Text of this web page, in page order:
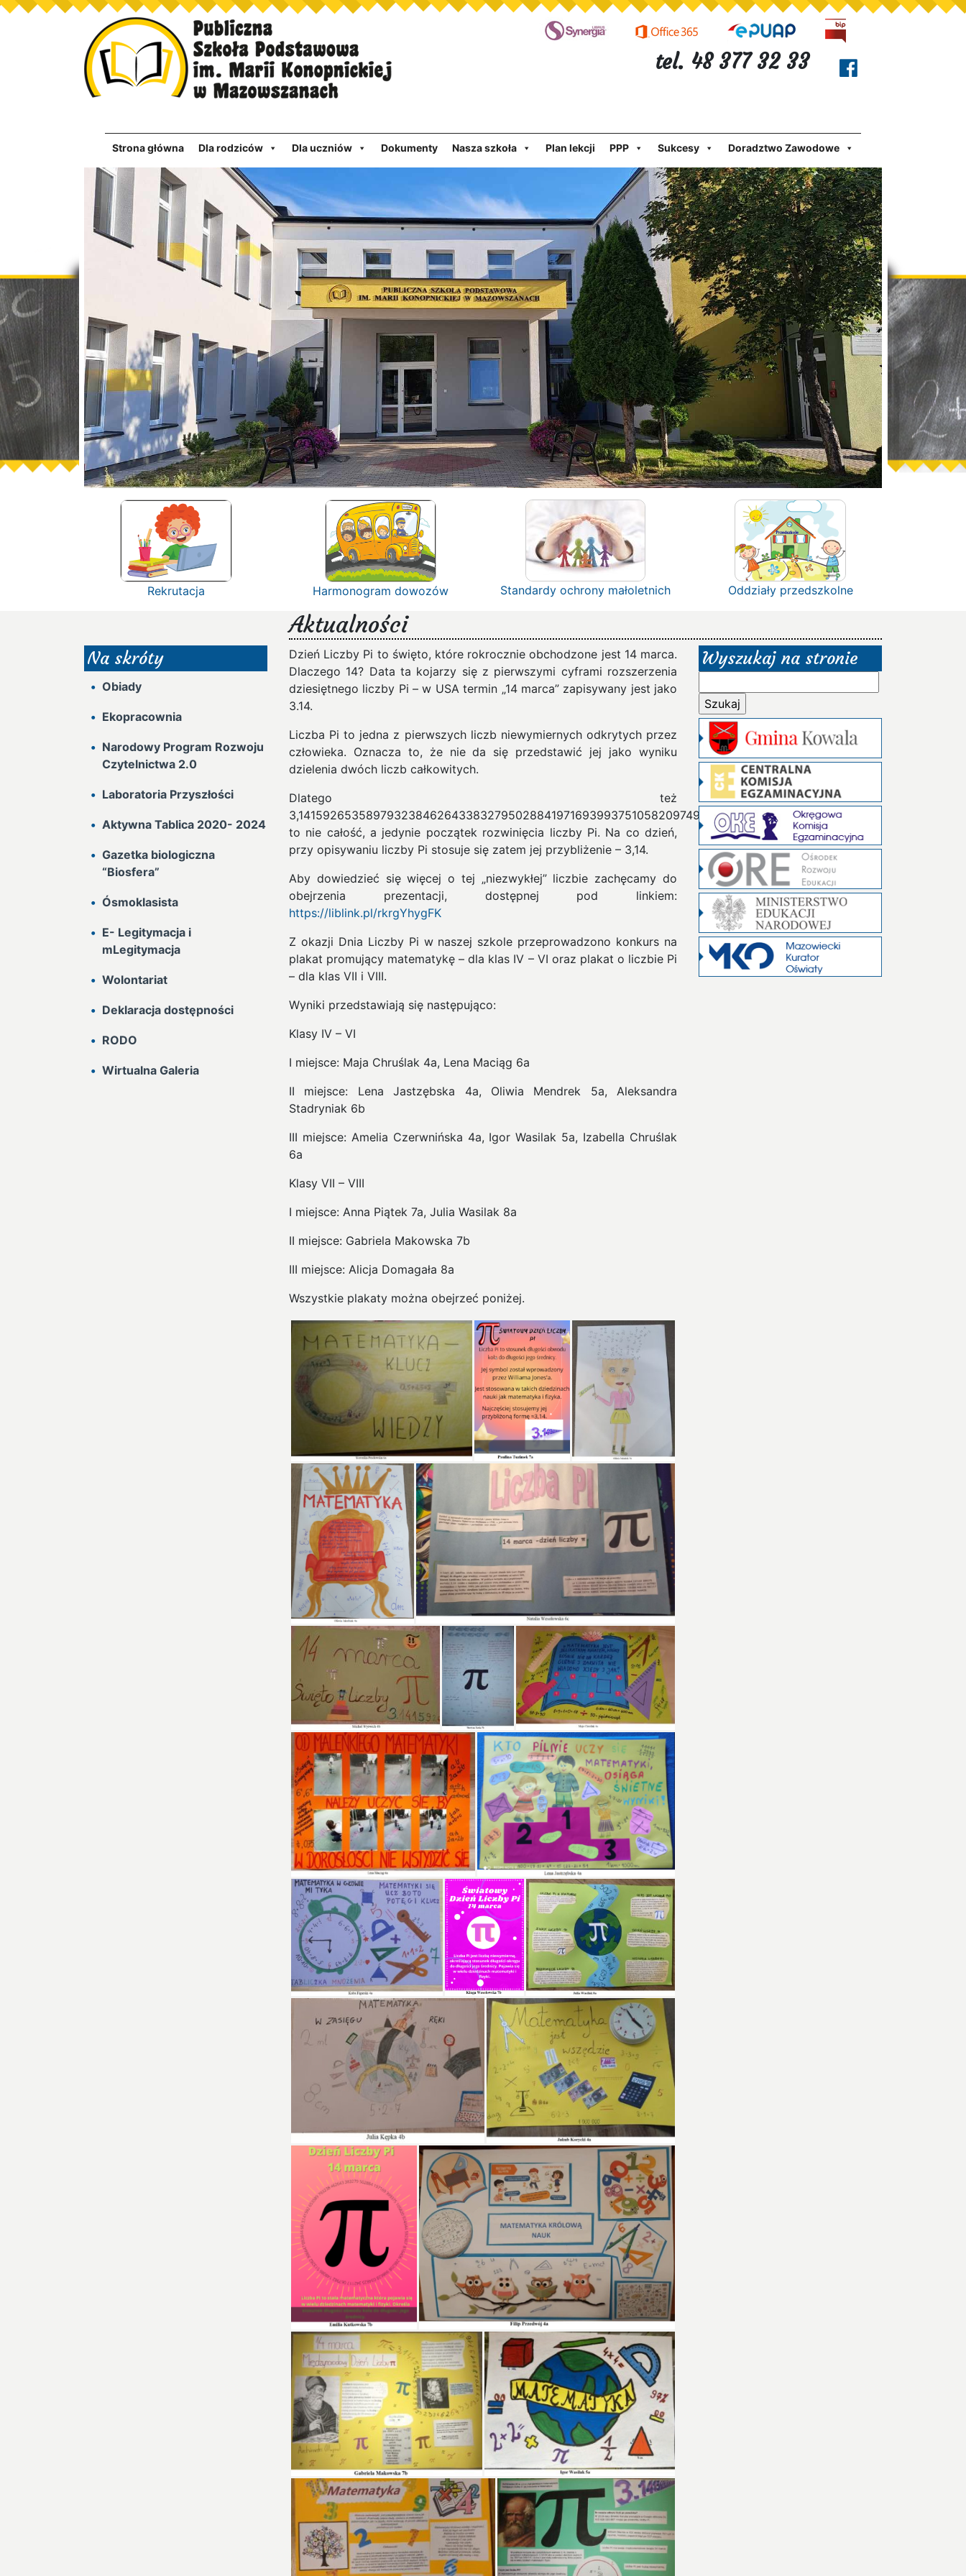
tel. 48 377 32 33
Strona główna Dla rodziców Dla uczniów Dokumenty Nasza szkoła Plan lekcji PPP Sukcesy Doradztwo Zawodowe
Rekrutacja Harmonogram dowozów Standardy ochrony małoletnich Oddziały przedszkolne
Aktualności
Na skróty
Obiady
Ekopracownia
Narodowy Program Rozwoju
Czytelnictwa 2.0
Laboratoria Przyszłości
Aktywna Tablica 2020- 2024
Gazetka biologiczna
“Biosfera”
Ósmoklasista
E- Legitymacja i
mLegitymacja
Wolontariat
Deklaracja dostępności
RODO
Wirtualna Galeria
Dzień Liczby Pi to święto, które rokrocznie obchodzone jest 14 marca.
Dlaczego 14? Data ta kojarzy się z pierwszymi cyframi rozszerzenia
dziesiętnego liczby Pi – w USA termin „14 marca” zapisywany jest jako
3.14.
Liczba Pi to jedna z pierwszych liczb niewymiernych odkrytych przez
człowieka. Oznacza to, że nie da się przedstawić jej jako wyniku
dzielenia dwóch liczb całkowitych.
Dlatego też
3,1415926535897932384626433832795028841971693993751058209749445923078
to nie całość, a jedynie początek rozwinięcia liczby Pi. Na co dzień,
przy opisywaniu liczby Pi stosuje się zatem jej przybliżenie – 3,14.
Aby dowiedzieć się więcej o tej „niezwykłej” liczbie zachęcamy do
obejrzenia prezentacji, dostępnej pod linkiem:
https://liblink.pl/rkrgYhygFK
Z okazji Dnia Liczby Pi w naszej szkole przeprowadzono konkurs na
plakat promujący matematykę – dla klas IV – VI oraz plakat o liczbie Pi
– dla klas VII i VIII.
Wyniki przedstawiają się następująco:
Klasy IV – VI
I miejsce: Maja Chruślak 4a, Lena Maciąg 6a
II miejsce: Lena Jastzębska 4a, Oliwia Mendrek 5a, Aleksandra
Stadryniak 6b
III miejsce: Amelia Czerwnińska 4a, Igor Wasilak 5a, Izabella Chruślak
6a
Klasy VII – VIII
I miejsce: Anna Piątek 7a, Julia Wasilak 8a
II miejsce: Gabriela Makowska 7b
III miejsce: Alicja Domagała 8a
Wszystkie plakaty można obejrzeć poniżej.
Wyszukaj na stronie